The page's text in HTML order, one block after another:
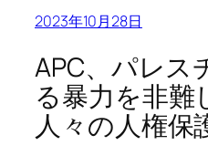
2023年10月28日
APC、パレス
る暴力を非難
人々の人権保